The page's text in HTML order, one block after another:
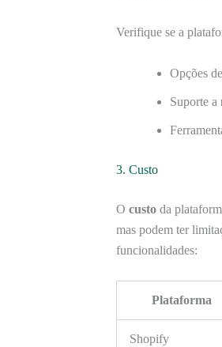
Verifique se a
Opções de
Suporte a
3. Custo
O custo da
mas podem ter
funcionalidades:
Plataforma
Shopify